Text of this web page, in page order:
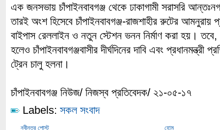
এক জনসভায় চাঁপাইনবাবগঞ্জ থেকে ঢাকাগামী সরাসরি
তারই অংশ হিসেবে চাঁপাইনবাবগঞ্জ-রাজশাহীর রুটের
বাইপাস রেললাইন ও নতুন স্টেশন ভনন নির্মাণ করা হয়।
হলেও চাঁপাইনবাবগঞ্জবাসীর দীর্ঘদিনের দাবি এবং
ট্রেন চালু হলনা।
চাঁপাইনবাবগঞ্জ নিউজ/ নিজস্ব প্রতিবেদক/ ২১-০৫-১৭
Labels: সকল সংবাদ
নবীনতর পোস্ট হোম